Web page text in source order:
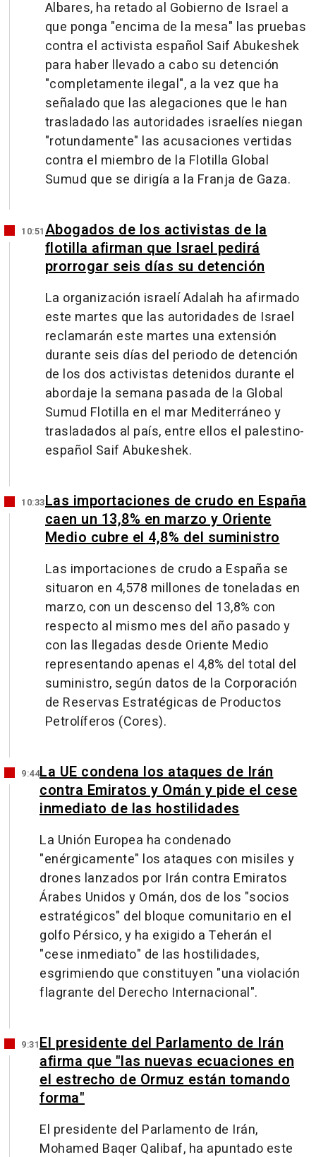
Albares, ha retado al Gobierno de Israel a
que ponga "encima de la mesa" las pruebas
contra el activista español Saif Abukeshek
para haber llevado a cabo su detención
"completamente ilegal", a la vez que ha
señalado que las alegaciones que le han
trasladado las autoridades israelíes niegan
"rotundamente" las acusaciones vertidas
contra el miembro de la Flotilla Global
Sumud que se dirigía a la Franja de Gaza.
10:51Abogados de los activistas de la
flotilla afirman que Israel pedirá
prorrogar seis días su detención
La organización israelí Adalah ha afirmado
este martes que las autoridades de Israel
reclamarán este martes una extensión
durante seis días del periodo de detención
de los dos activistas detenidos durante el
abordaje la semana pasada de la Global
Sumud Flotilla en el mar Mediterráneo y
trasladados al país, entre ellos el palestino-
español Saif Abukeshek.
10:33Las importaciones de crudo en España
caen un 13,8% en marzo y Oriente
Medio cubre el 4,8% del suministro
Las importaciones de crudo a España se
situaron en 4,578 millones de toneladas en
marzo, con un descenso del 13,8% con
respecto al mismo mes del año pasado y
con las llegadas desde Oriente Medio
representando apenas el 4,8% del total del
suministro, según datos de la Corporación
de Reservas Estratégicas de Productos
Petrolíferos (Cores).
9:44La UE condena los ataques de Irán
contra Emiratos y Omán y pide el cese
inmediato de las hostilidades
La Unión Europea ha condenado
"enérgicamente" los ataques con misiles y
drones lanzados por Irán contra Emiratos
Árabes Unidos y Omán, dos de los "socios
estratégicos" del bloque comunitario en el
golfo Pérsico, y ha exigido a Teherán el
"cese inmediato" de las hostilidades,
esgrimiendo que constituyen "una violación
flagrante del Derecho Internacional".
9:31El presidente del Parlamento de Irán
afirma que "las nuevas ecuaciones en
el estrecho de Ormuz están tomando
forma"
El presidente del Parlamento de Irán,
Mohamed Baqer Qalibaf, ha apuntado este